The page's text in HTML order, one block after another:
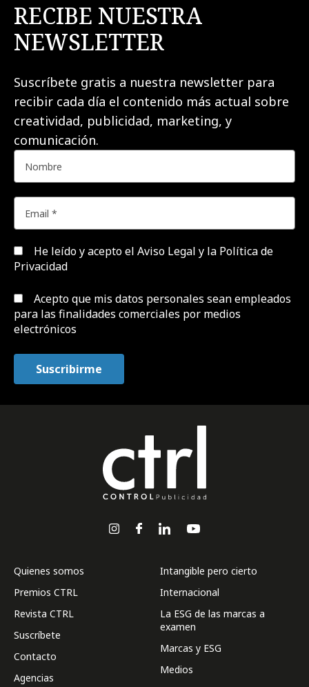
RECIBE NUESTRA
NEWSLETTER
Suscríbete gratis a nuestra newsletter para
recibir cada día el contenido más actual sobre
creatividad, publicidad, marketing, y
comunicación.
He leído y acepto el Aviso Legal y la Política de
Privacidad
Acepto que mis datos personales sean empleados
para las finalidades comerciales por medios
electrónicos
Quienes somos
Premios CTRL
Revista CTRL
Suscríbete
Contacto
Agencias
Intangible pero cierto
Internacional
La ESG de las marcas a
examen
Marcas y ESG
Medios